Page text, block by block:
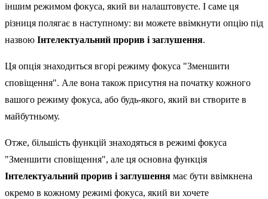
іншим режимом фокуса, який ви налаштовуєте. І саме ця
різниця полягає в наступному: ви можете ввімкнути опцію під
назвою Інтелектуальний прорив і заглушення.
Ця опція знаходиться вгорі режиму фокуса "Зменшити
сповіщення". Але вона також присутня на початку кожного
вашого режиму фокуса, або будь-якого, який ви створите в
майбутньому.
Отже, більшість функцій знаходяться в режимі фокуса
"Зменшити сповіщення", але ця основна функція
Інтелектуальний прорив і заглушення має бути ввімкнена
окремо в кожному режимі фокуса, який ви хочете